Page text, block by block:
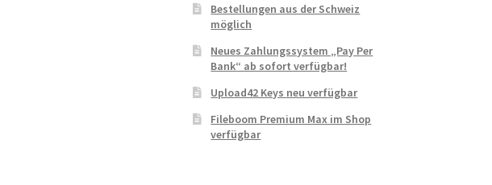
Bestellungen aus der Schweiz
möglich
Neues Zahlungssystem „Pay Per
Bank“ ab sofort verfügbar!
Upload42 Keys neu verfügbar
Fileboom Premium Max im Shop
verfügbar